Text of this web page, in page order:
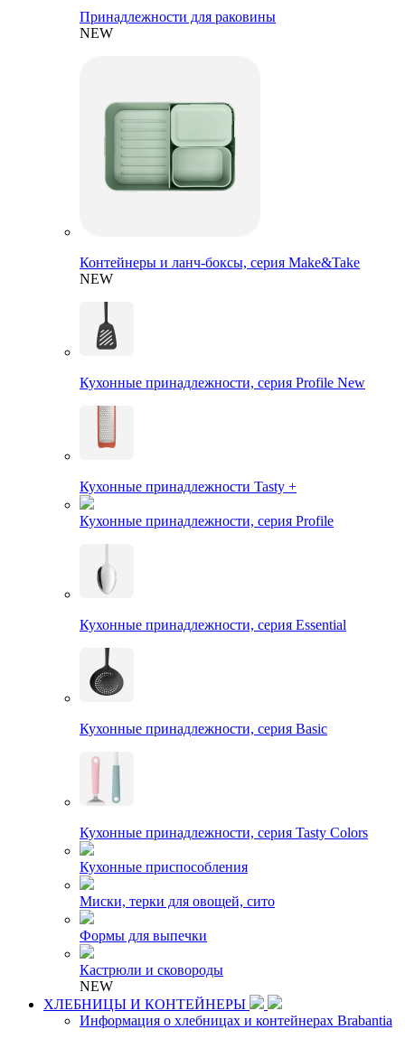
Принадлежности для раковины
NEW
Контейнеры и ланч-боксы, серия Make&Take
NEW
Кухонные принадлежности, серия Profile New
Кухонные принадлежности Tasty +
Кухонные принадлежности, серия Profile
Кухонные принадлежности, серия Essential
Кухонные принадлежности, серия Basic
Кухонные принадлежности, серия Tasty Colors
Кухонные приспособления
Миски, терки для овощей, сито
Формы для выпечки
Кастрюли и сковороды
NEW
ХЛЕБНИЦЫ И КОНТЕЙНЕРЫ
Информация о хлебницах и контейнерах Brabantia